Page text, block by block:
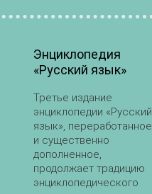
Энциклопедия
«Русский язык»
Третье издание
энциклопедии «Русский
язык», переработанное
и существенно
дополненное,
продолжает традицию
энциклопедического